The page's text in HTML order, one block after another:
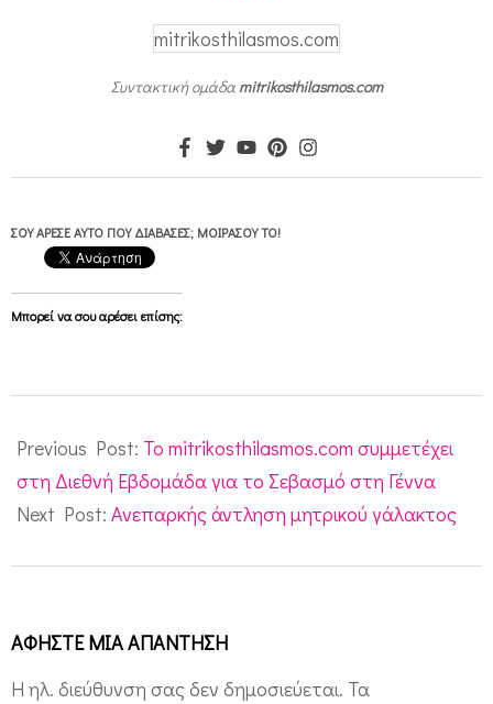
mitrikosthilasmos.com
Συντακτική ομάδαmitrikosthilasmos.com
ΣΟΥ ΆΡΕΣΕ ΑΥΤΌ ΠΟΥ ΔΙΆΒΑΣΕΣ; ΜΟΙΡΆΣΟΥ ΤΟ!
Μπορεί να σου αρέσει επίσης:
05-
16
Previous Post: Το mitrikosthilasmos.com συμμετέχει
στη Διεθνή Εβδομάδα για το Σεβασμό στη Γέννα
Next Post: Ανεπαρκής άντληση μητρικού γάλακτος
ΑΦΉΣΤΕ ΜΙΑ ΑΠΆΝΤΗΣΗ
Η ηλ. διεύθυνση σας δεν δημοσιεύεται. Τα